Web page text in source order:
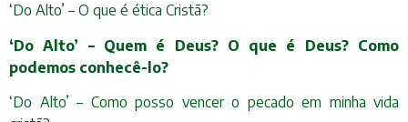
‘Do Alto’ – O que é ética Cristã?
‘Do Alto’ – Quem é Deus? O que é Deus? Como
podemos conhecê-lo?
‘Do Alto’ – Como posso vencer o pecado em minha vida